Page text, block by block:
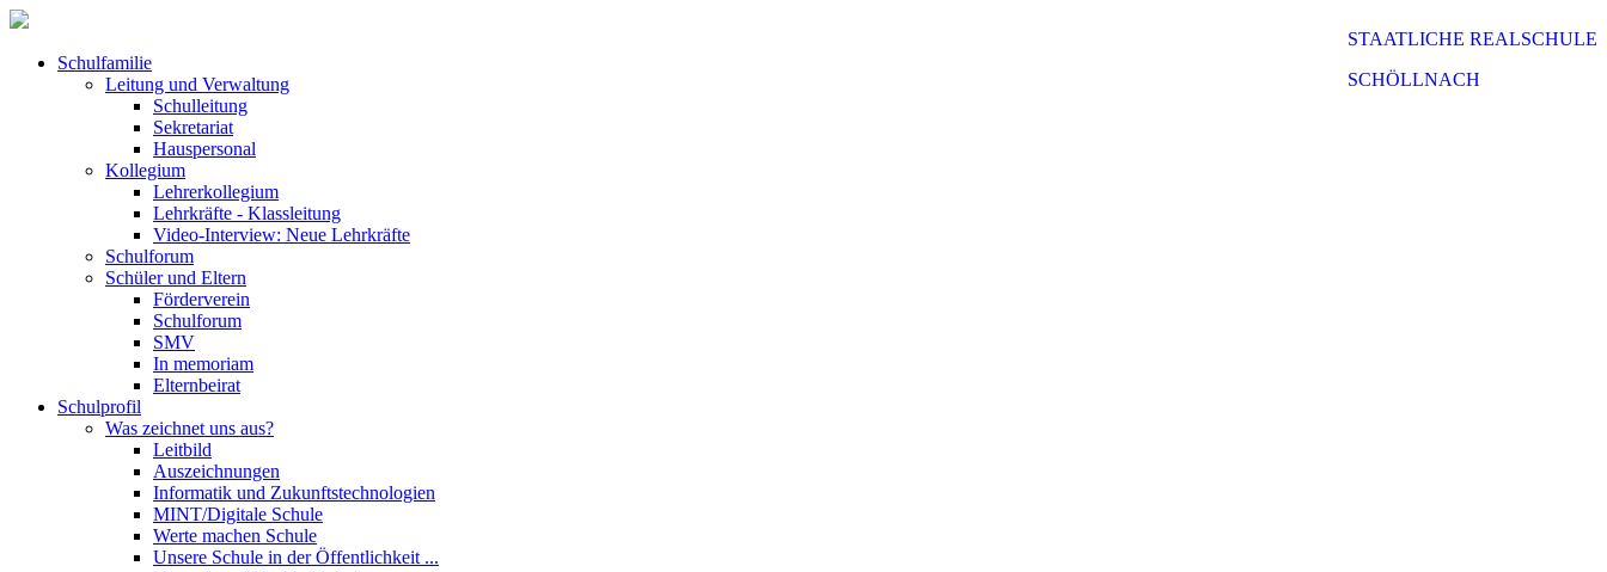
STAATLICHE REALSCHULE
SCHÖLLNACH
Schulfamilie
Leitung und Verwaltung
Schulleitung
Sekretariat
Hauspersonal
Kollegium
Lehrerkollegium
Lehrkräfte - Klassleitung
Video-Interview: Neue Lehrkräfte
Schulforum
Schüler und Eltern
Förderverein
Schulforum
SMV
In memoriam
Elternbeirat
Schulprofil
Was zeichnet uns aus?
Leitbild
Auszeichnungen
Informatik und Zukunftstechnologien
MINT/Digitale Schule
Werte machen Schule
Unsere Schule in der Öffentlichkeit ...